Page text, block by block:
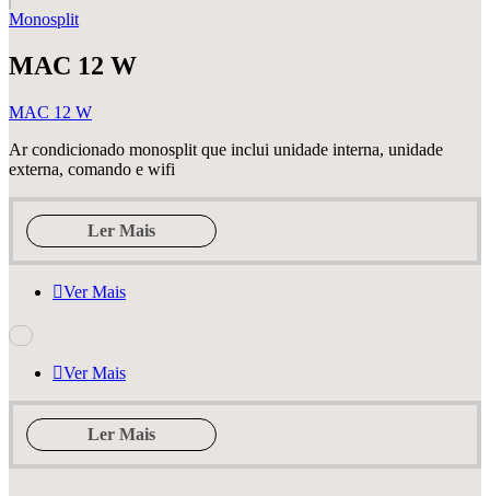
Monosplit
MAC 12 W
MAC 12 W
Ar condicionado monosplit que inclui unidade interna, unidade
externa, comando e wifi
Ler Mais
Ver Mais
Ver Mais
Ler Mais